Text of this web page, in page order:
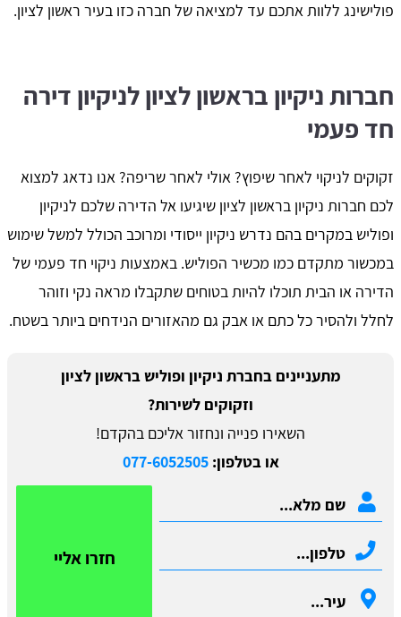
פולישינג ללוות אתכם עד למציאה של חברה כזו בעיר ראשון לציון.
חברות ניקיון בראשון לציון לניקיון דירה
חד פעמי
זקוקים לניקוי לאחר שיפוץ? אולי לאחר שריפה? אנו נדאג למצוא
לכם חברות ניקיון בראשון לציון שיגיעו אל הדירה שלכם לניקיון
ופוליש במקרים בהם נדרש ניקיון ייסודי ומרוכב הכולל למשל שימוש
במכשור מתקדם כמו מכשיר הפוליש. באמצעות ניקוי חד פעמי של
הדירה או הבית תוכלו להיות בטוחים שתקבלו מראה נקי וזוהר
לחלל ולהסיר כל כתם או אבק גם מהאזורים הנידחים ביותר בשטח.
מתעניינים בחברת ניקיון ופוליש בראשון לציון
וזקוקים לשירות?
השאירו פנייה ונחזור אליכם בהקדם!
או בטלפון:077-6052505
חזרו אליי